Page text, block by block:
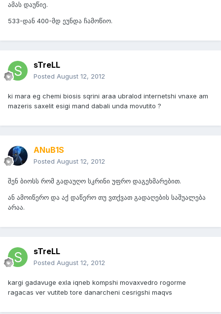
ამას დაუწიე.
533-დან 400-მდ ეუნდა ჩამოწიო.
sTreLL
Posted August 12, 2012
ki mara eg chemi biosis sqrini araa ubralod internetshi vnaxe am
mazeris saxelit esigi mand dabali unda movutito ?
ANuB1S
Posted August 12, 2012
შენ ბიოსს რომ გადაუღო სკრინი უფრო დაგეხმარებით.
ან ამოიწერო და აქ დაწერო თუ ვთქვათ გადაღების საშუალება
არაა.
sTreLL
Posted August 12, 2012
kargi gadavuge exla iqneb kompshi movaxvedro rogorme
ragacas ver vutiteb tore danarcheni cesrigshi maqvs